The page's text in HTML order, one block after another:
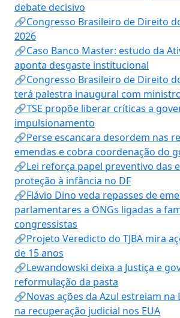
debate decisivo
🔗Congresso Brasileiro de Direito
2026
🔗Caso Banco Master: estudo da
aponta desgaste institucional
🔗Congresso Brasileiro de Direito
terá palestra inaugural com
🔗TSE propõe liberar críticas a
impulsionamento
🔗Perse escancara desordem nas
emendas e cobra coordenação do
🔗Lei reforça papel preventivo das
proteção à infância no DF
🔗Flávio Dino veda repasses de
parlamentares a ONGs ligadas a
congressistas
🔗Projeto Veredicto do TJBA mira
de 15 anos
🔗Lewandowski deixa a Justiça e
reformulação da pasta
🔗Novas ações da Azul estreiam na
na recuperação judicial nos EUA